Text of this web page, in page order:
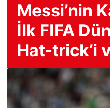
Messi’nin
İlk FIFA
Hat-trick’i